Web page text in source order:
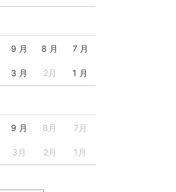
9 月 8 月 7 月
3 月 2月 1 月
9 月 8月 7月
3月 2月 1月